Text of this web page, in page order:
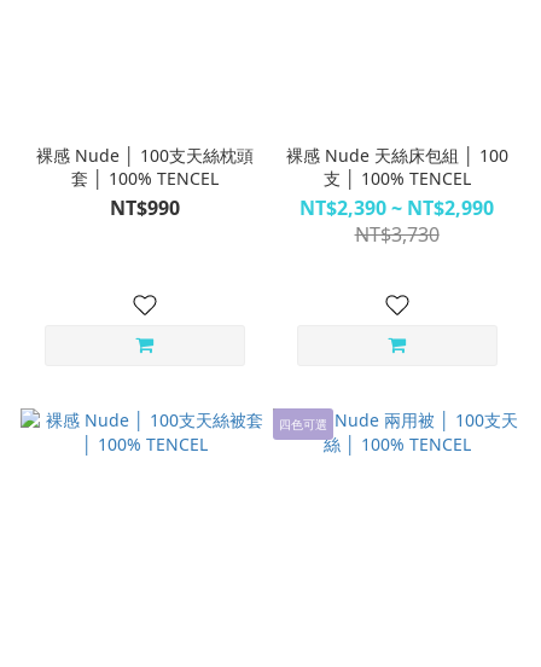
裸感 Nude │ 100支天絲枕頭
套 │ 100% TENCEL
NT$990
裸感 Nude 天絲床包組 │ 100
支 │ 100% TENCEL
NT$2,390 ~ NT$2,990
NT$3,730
四色可選